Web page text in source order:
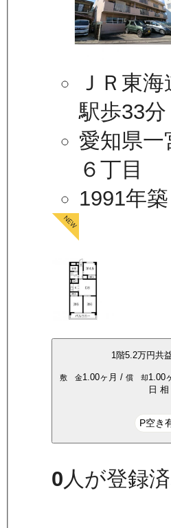
ＪＲ東
駅歩33分
愛知県一
６丁目
1991年築
1階5.2万円共
敷 金1.00ヶ月 / 償 却1.00
日
P空き
0人が登録